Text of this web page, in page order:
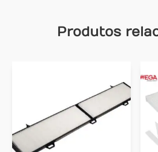
Produtos